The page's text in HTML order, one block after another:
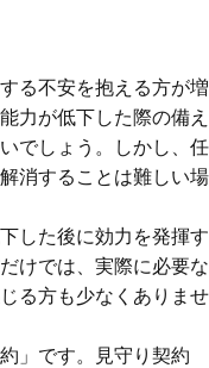
る不安を抱える方が増
力が低下した際の備え
でしょう。しかし、任
消することは難しい場
した後に効力を発揮す
けでは、実際に必要な
る方も少なくありませ
」です。見守り契約